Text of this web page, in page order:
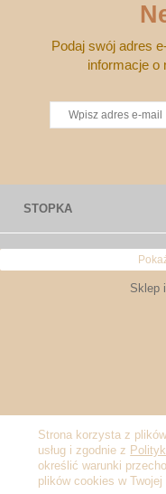
Strona korzysta z
usług i zgodnie z
określić warunki
plików cookies w Twojej
Podaj swój adres
informacje o
STOPKA
Sklep